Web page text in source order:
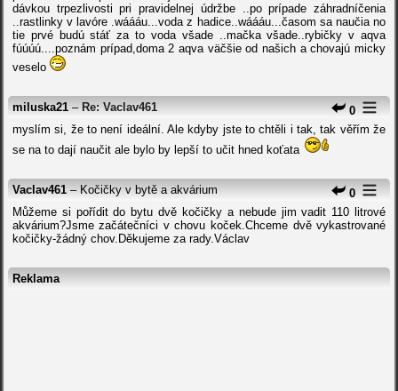
dávkou trpezlivosti pri pravidelnej údržbe ..po prípade záhradníčenia
..rastlinky v lavóre .wáááu...voda z hadice..wáááu...časom sa naučia no
tie prvé budú stáť za to voda všade ..mačka všade..rybičky v aqva
fúúúú....poznám prípad,doma 2 aqva väčšie od našich a chovajú micky
veselo
0
miluska21– Re: Vaclav461
myslím si, že to není ideální. Ale kdyby jste to chtěli i tak, tak věřím že
se na to dají naučit ale bylo by lepší to učit hned koťata
0
Vaclav461– Kočičky v bytě a akvárium
Můžeme si pořídit do bytu dvě kočičky a nebude jim vadit 110 litrové
akvárium?Jsme začátečníci v chovu koček.Chceme dvě vykastrované
kočičky-žádný chov.Děkujeme za rady.Václav
Reklama